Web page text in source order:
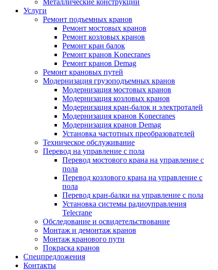
Металлические конструкции
Услуги
Ремонт подъемных кранов
Ремонт мостовых кранов
Ремонт козловых кранов
Ремонт кран балок
Ремонт кранов Konecranes
Ремонт кранов Demag
Ремонт крановых путей
Модернизация грузоподъемных кранов
Модернизация мостовых кранов
Модернизация козловых кранов
Модернизация кран-балок и электроталей
Модернизация кранов Konecranes
Модернизация кранов Demag
Установка частотных преобразователей
Техническое обслуживание
Перевод на управление с пола
Перевод мостового крана на управление с
пола
Перевод козлового крана на управление с
пола
Перевод кран-балки на управление с пола
Установка системы радиоуправления
Telecrane
Обследование и освидетельствование
Монтаж и демонтаж кранов
Монтаж кранового пути
Покраска кранов
Спецпредложения
Контакты